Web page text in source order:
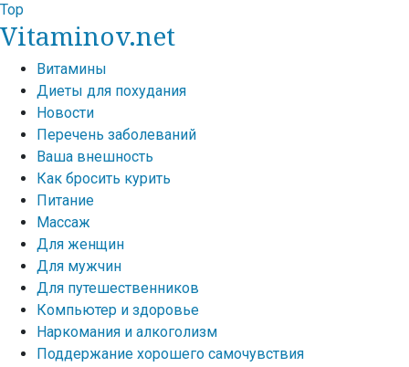
Top
Vitaminov.net
Витамины
Диеты для похудания
Новости
Перечень заболеваний
Ваша внешность
Как бросить курить
Питание
Массаж
Для женщин
Для мужчин
Для путешественников
Компьютер и здоровье
Наркомания и алкоголизм
Поддержание хорошего самочувствия